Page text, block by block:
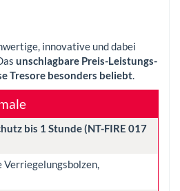
innovative und dabei
unschlagbare Preis-Leistungs-
Tresore besonders beliebt.
bis 1 Stunde (NT-FIRE 017